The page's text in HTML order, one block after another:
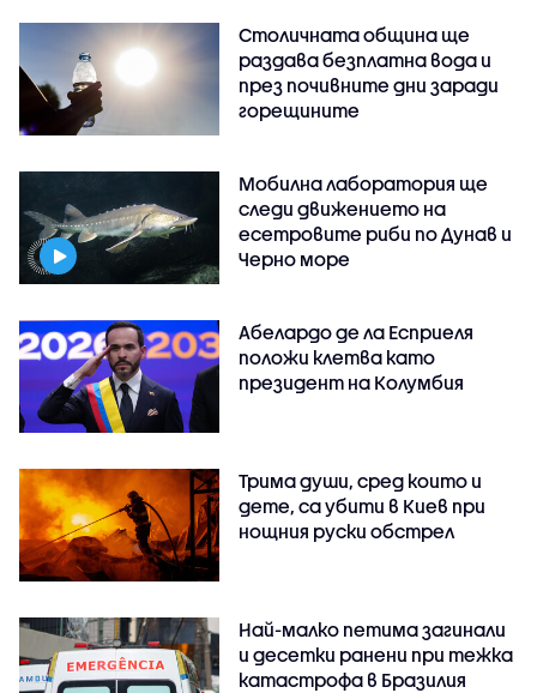
Столичната община ще
раздава безплатна вода и
през почивните дни заради
горещините
Мобилна лаборатория ще
следи движението на
есетровите риби по Дунав и
Черно море
Абелардо де ла Есприеля
положи клетва като
президент на Колумбия
Трима души, сред които и
дете, са убити в Киев при
нощния руски обстрел
Най-малко петима загинали
и десетки ранени при тежка
катастрофа в Бразилия